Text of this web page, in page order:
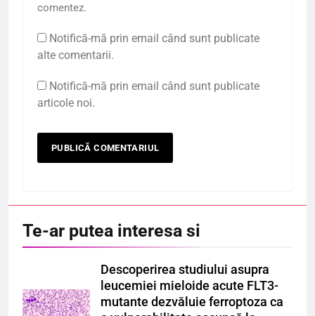
comentez.
Notifică-mă prin email când sunt publicate
alte comentarii.
Notifică-mă prin email când sunt publicate
articole noi.
Te-ar putea interesa si
Descoperirea studiului asupra
leucemiei mieloide acute FLT3-
mutante dezvăluie ferroptoza ca